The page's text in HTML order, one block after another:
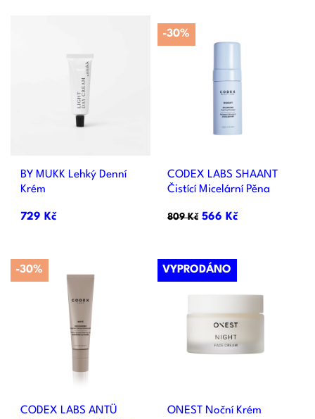
BY MUKK Lehký Denní
Krém
729 Kč
CODEX LABS SHAANT
Čistící Micelární Pěna
809 Kč 566 Kč
-30%
CODEX LABS ANTÜ
-30%
ONEST Noční Krém
VYPRODÁNO